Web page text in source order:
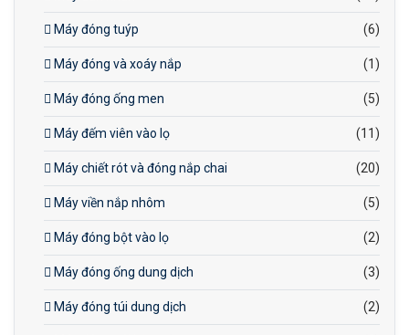
Máy đóng tuýp (6)
Máy đóng và xoáy nắp (1)
Máy đóng ống men (5)
Máy đếm viên vào lọ (11)
Máy chiết rót và đóng nắp chai (20)
Máy viền nắp nhôm (5)
Máy đóng bột vào lọ (2)
Máy đóng ống dung dịch (3)
Máy đóng túi dung dịch (2)